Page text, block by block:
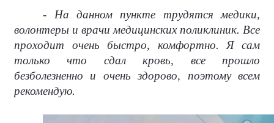
- На данном пункте трудятся медики,
волонтеры и врачи медицинских поликлиник. Все
проходит очень быстро, комфортно. Я сам
только что сдал кровь, все прошло
безболезненно и очень здорово, поэтому всем
рекомендую.